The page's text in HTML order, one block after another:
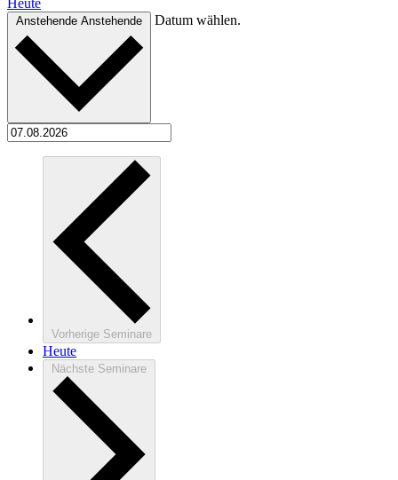
Anstehende Anstehende Datum wählen.
Vorherige Seminare
Heute
Nächste Seminare